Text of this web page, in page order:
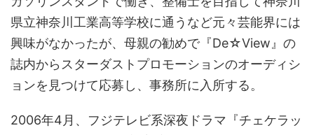
県立神奈川工業高等学校に通うなど元々芸能界には
興味がなかったが、母親の勧めで『De☆View』の
誌内からスターダストプロモーションのオーディシ
ョンを見つけて応募し、事務所に入所する。
2006年4月、フジテレビ系深夜ドラマ『チェケラッ